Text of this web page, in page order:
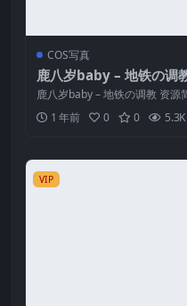
COS写真
鹿八岁baby – 地铁の调
鹿八岁baby – 地铁の调教 资源
称」：鹿八岁baby – 地铁...
1 年前 0 0 5.3K
VIP